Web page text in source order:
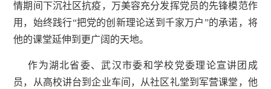
情期间下沉社区抗疫，万美容充分发挥党员的先锋模范作
用，始终践行“把党的创新理论送到千家万户”的承诺，将
他的课堂延伸到更广阔的天地。
作为湖北省委、武汉市委和学校党委理论宣讲团成
员，从高校讲台到企业车间，从社区礼堂到军营课堂，他